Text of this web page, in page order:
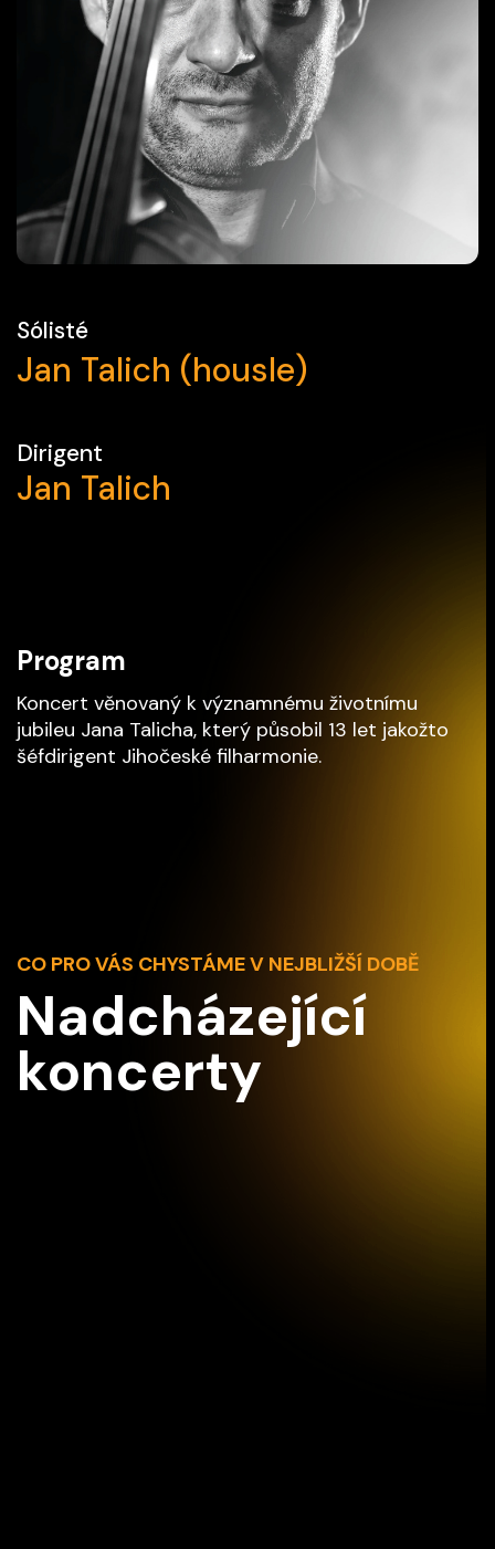
Sólisté
Jan Talich (housle)
Dirigent
Jan Talich
Program
Koncert věnovaný k významnému životnímu
jubileu Jana Talicha, který působil 13 let jakožto
šéfdirigent Jihočeské filharmonie.
CO PRO VÁS CHYSTÁME V NEJBLIŽŠÍ DOBĚ
Nadcházející
koncerty